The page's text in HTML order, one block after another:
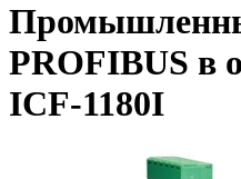
PROFIBUS в
ICF-1180I